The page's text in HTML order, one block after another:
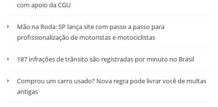
com apoio da CGU
Mão na Roda: SP lança site com passo a passo para
profissionalização de motoristas e motociclistas
187 infrações de trânsito são registradas por minuto no Brasil
Comprou um carro usado? Nova regra pode livrar você de multas
antigas